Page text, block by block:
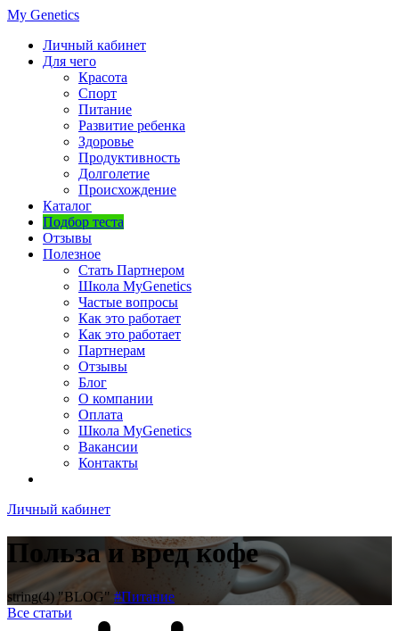
My Genetics
Личный кабинет
Для чего
Красота
Спорт
Питание
Развитие ребенка
Здоровье
Продуктивность
Долголетие
Происхождение
Каталог
Подбор теста
Отзывы
Полезное
Стать Партнером
Школа MyGenetics
Частые вопросы
Как это работает
Как это работает
Партнерам
Отзывы
Блог
О компании
Оплата
Школа MyGenetics
Вакансии
Контакты
Личный кабинет
Польза и вред кофе
string(4) "BLOG" #Питание
Все статьи